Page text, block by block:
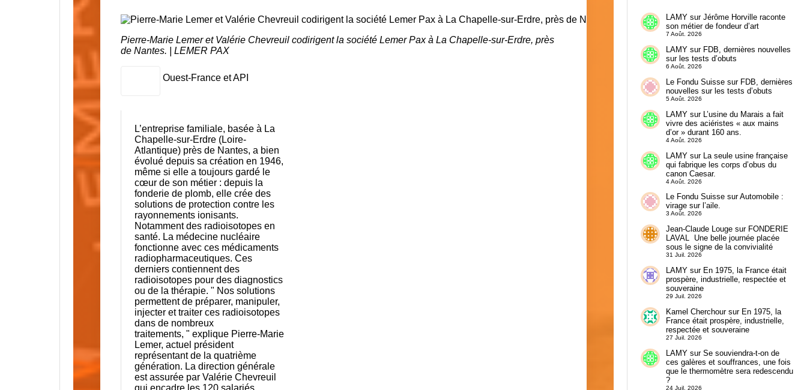
Pierre-Marie Lemer et Valérie Chevreuil codirigent la société Lemer Pax à La Chapelle-sur-Erdre, près
de Nantes. | LEMER PAX
Ouest-France et API
L’entreprise familiale, basée à La
Chapelle-sur-Erdre (Loire-
Atlantique) près de Nantes, a bien
évolué depuis sa création en 1946,
même si elle a toujours gardé le
cœur de son métier : depuis la
fonderie de plomb, elle crée des
solutions de protection contre les
rayonnements ionisants.
Notamment des radioisotopes en
santé. La médecine nucléaire
fonctionne avec ces médicaments
radiopharmaceutiques. Ces
derniers contiennent des
radioisotopes pour des diagnostics
ou de la thérapie.
Nos solutions
permettent de préparer, manipuler,
injecter et traiter ces radioisotopes
dans de nombreux
traitements, explique Pierre-Marie
Lemer, actuel président
représentant de la quatrième
génération. La direction générale
est assurée par Valérie Chevreuil
LAMYsur Jérôme Horville raconte
son métier de fondeur d’art
7 Août. 2026
LAMYsur FDB, dernières nouvelles
sur les tests d’obuts
6 Août. 2026
Le Fondu Suissesur FDB, dernières
nouvelles sur les tests d’obuts
5 Août. 2026
LAMYsur L’usine du Marais a fait
vivre des aciéristes « aux mains
d’or » durant 160 ans.
4 Août. 2026
LAMYsur La seule usine française
qui fabrique les corps d’obus du
canon Caesar.
4 Août. 2026
Le Fondu SuissesurAutomobile :
virage sur l’aile.
3 Août. 2026
Jean-Claude Lougesur FONDERIE
LAVAL Une belle journée placée
sous le signe de la convivialité
31 Juil. 2026
LAMYsur En 1975, la France était
prospère, industrielle, respectée et
souveraine
29 Juil. 2026
Kamel Cherchoursur En 1975, la
France était prospère, industrielle,
respectée et souveraine
27 Juil. 2026
LAMYsur Se souviendra-t-on de
ces galères et souffrances, une fois
que le thermomètre sera redescendu
?
24 Juil. 2026